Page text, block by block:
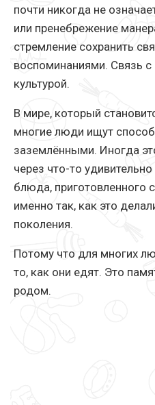
почти никогда не
или пренебрежение
стремление сохранить
воспоминаниями. Связь
культурой.
В мире, который
многие люди ищут
заземлёнными. Иногда
через что-то
блюда, приготовленного
именно так, как это
поколения.
Потому что для многих
то, как они едят. Это
родом.